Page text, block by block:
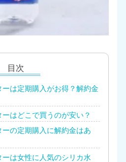
目次
ーは定期購入がお得？解約金
はどこで買うのが安い？
ーの定期購入に解約金はあ
ーは女性に人気のシリカ水